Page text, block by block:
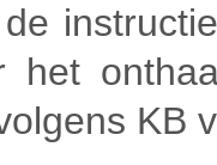
het
KB